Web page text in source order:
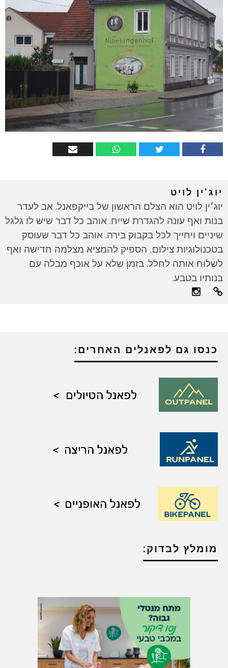
יוג'ין לויט
יוג׳ין לויט הוא הצלם הראשון של בייקפאנל. אב לעדר
בנות ואף עונה להגדרת שייח. אוהב כל דבר שיש לו גלגל
שיניים ויחייך לכל בקבוק בירה. אוהב כל דבר שעוסק
בטכנולוגיות צילום, הספיק להמציא מצלמה חדישה ואף
לשלוח אותה לחלל. בזמן שלא על אוכף מבלה עם
בנותיו בטבע.
כנסו גם לפאנלים האחרים:
מומלץ לבדוק: